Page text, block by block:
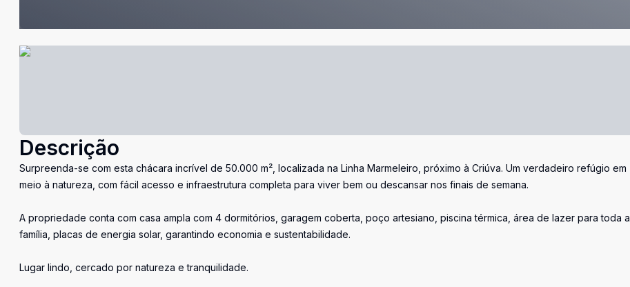
Descrição
Surpreenda-se com esta chácara incrível de 50.000 m², localizada na Linha Marmeleiro, próximo à Criúva. Um verdadeiro refúgio em
meio à natureza, com fácil acesso e infraestrutura completa para viver bem ou descansar nos finais de semana.
A propriedade conta com casa ampla com 4 dormitórios, garagem coberta, poço artesiano, piscina térmica, área de lazer para toda a
família, placas de energia solar, garantindo economia e sustentabilidade.
Lugar lindo, cercado por natureza e tranquilidade.